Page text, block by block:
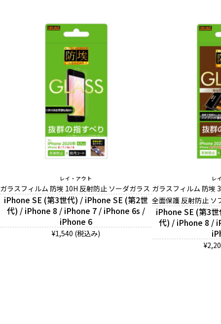
レイ・アウト
ガラスフィルム 防埃 10H 反射防止 ソーダガラス
iPhone SE (第3世代) / iPhone SE (第2世
代) / iPhone 8 / iPhone 7 / iPhone 6s /
iPhone 6
¥1,540 (税込み)
レ
ガラスフィルム 防埃
全面保護 反射防止 ソ
iPhone SE (第3
代) / iPhone 8 /